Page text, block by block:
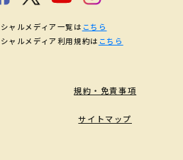
規約・免責事項
サイトマップ
ャルメディア一覧は こちら
ャルメディア利用規約は こちら